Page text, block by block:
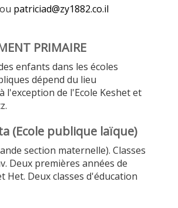
patriciad@zy1882.co.il
PRIMAIRE
enfants dans les écoles
dépend du lieu
l'exception de l'Ecole Keshet et
(Ecole publique laïque)
section maternelle). Classes
Deux premières années de
Het. Deux classes d'éducation